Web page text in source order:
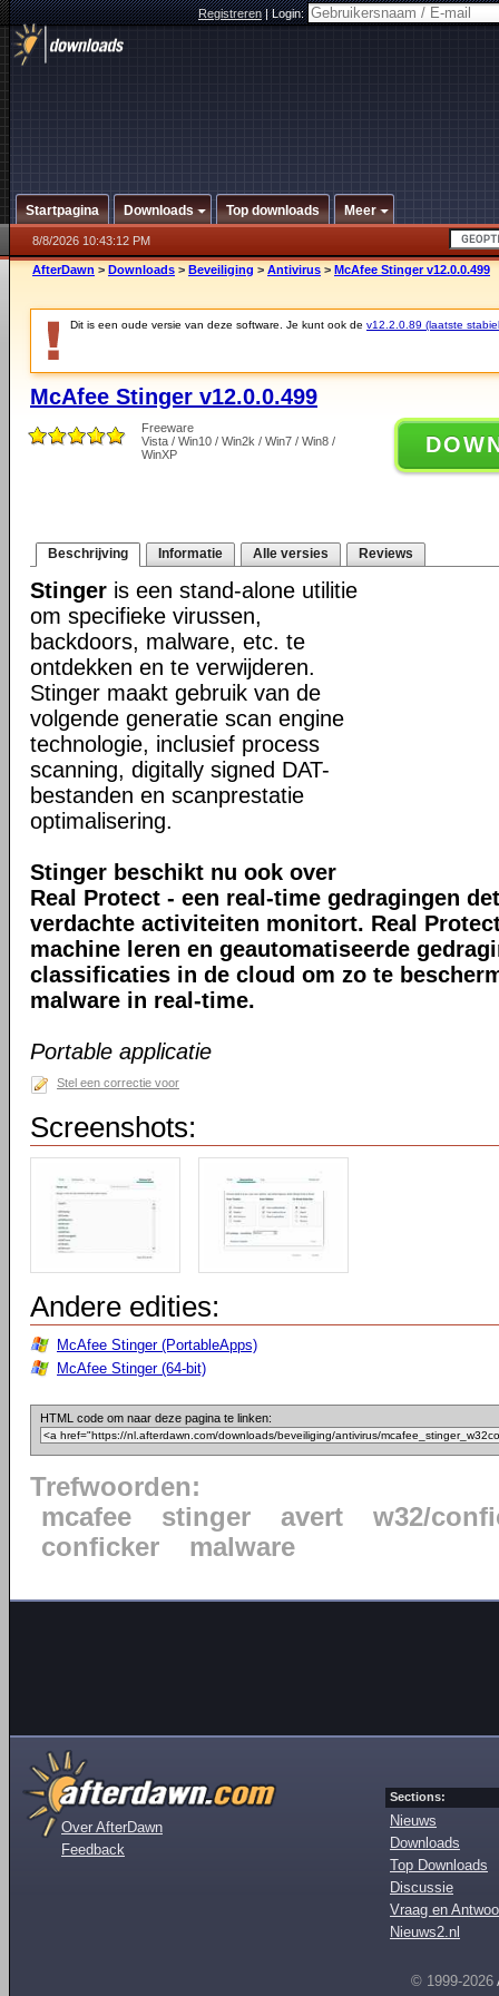
Registreren|Login:
Startpagina Downloads Top downloads Meer
8/8/2026 10:43:12 PM
AfterDawn > Downloads > Beveiliging > Antivirus > McAfee Stinger v12.0.0.499
Dit is een oude versie van deze software. Je kunt ook de v12.2.0.89 (laatste
McAfee Stinger v12.0.0.499
Freeware
Vista / Win10 / Win2k / Win7 / Win8 /
WinXP
Beschrijving Informatie Alle versies Reviews
Stinger is een stand-alone utilitie
om specifieke virussen,
backdoors, malware, etc. te
ontdekken en te verwijderen.
Stinger maakt gebruik van de
volgende generatie scan engine
technologie, inclusief process
scanning, digitally signed DAT-
bestanden en scanprestatie
optimalisering.
Stinger beschikt nu ook over
Real Protect - een real-time gedragingen
verdachte activiteiten monitort. Real
machine leren en geautomatiseerde
classificaties in de cloud om zo te
malware in real-time.
Portable applicatie
Stel een correctie voor
Screenshots:
Andere edities:
McAfee Stinger (PortableApps)
McAfee Stinger (64-bit)
HTML code om naar deze pagina te linken:
Trefwoorden:
mcafee
stinger avert
w32/
conficker
malware
Over AfterDawn
Feedback
Sections:
Nieuws
Downloads
Top Downloads
Discussie
Vraag en
Nieuws2.nl
© 1999-2026